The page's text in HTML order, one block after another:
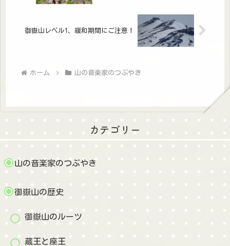
御嶽山レベル1、緩和期間にご注意！
ホーム 山の音楽家のつぶやき
カテゴリー
山の音楽家のつぶやき
御嶽山の歴史
御嶽山のルーツ
蔵王と座王